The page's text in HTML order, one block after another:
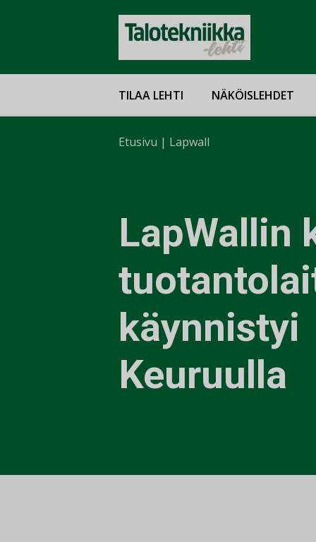
TILAA LEHTI NÄKÖISLEHDET
Etusivu | Lapwall
LapWallin
käynnistyi
Keuruulla